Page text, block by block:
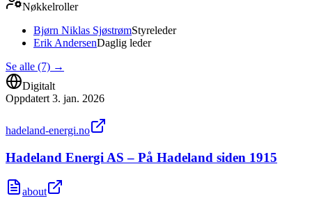
Nøkkelroller
Bjørn Niklas SjøstrømStyreleder
Erik AndersenDaglig leder
Se alle (7) →
Digitalt
Oppdatert 3. jan. 2026
hadeland-energi.no
Hadeland Energi AS – På Hadeland siden 1915
about